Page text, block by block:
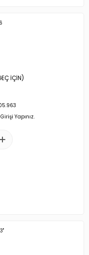
İÇİN)
Yapınız.